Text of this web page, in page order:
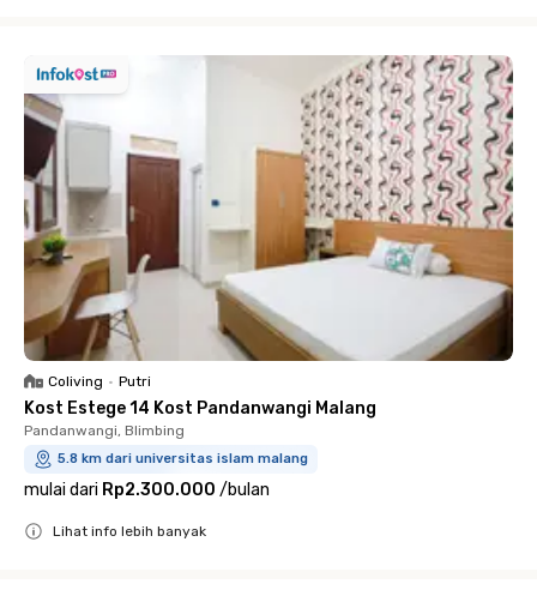
Coliving • Putri
Kost Estege 14 Kost Pandanwangi Malang
Pandanwangi, Blimbing
5.8 km dari universitas islam malang
mulai dari Rp2.300.000 /bulan
Lihat info lebih banyak